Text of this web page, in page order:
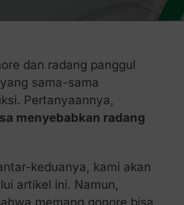
dan radang panggul
sama-sama
Pertanyaannya,
menyebabkan radang
keduanya, kami akan
artikel ini. Namun,
memang gonore bisa